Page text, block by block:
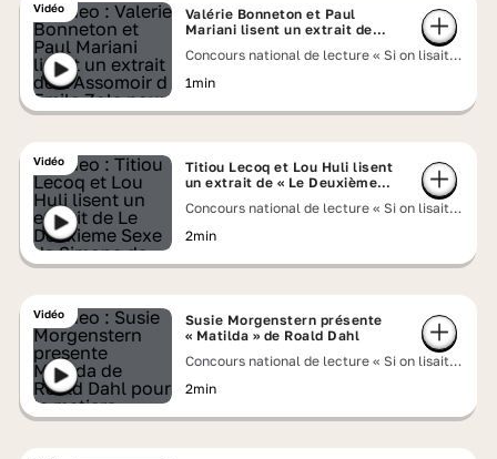
Vidéo
Valérie Bonneton et Paul
Mariani lisent un extrait de
Concours national de lecture « Si on lisait à
1min
Vidéo
Titiou Lecoq et Lou Huli lisent
un extrait de « Le Deuxième
Concours national de lecture « Si on lisait à
2min
Vidéo
Susie Morgenstern présente
« Matilda » de Roald Dahl
Concours national de lecture « Si on lisait à
2min